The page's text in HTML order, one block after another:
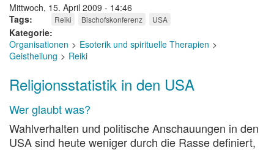
Mittwoch, 15. April 2009 - 14:46
Tags
Reiki Bischofskonferenz USA
Kategorie
Organisationen
Esoterik und spirituelle Therapien
Geistheilung
Reiki
Religionsstatistik in den USA
Wer glaubt was?
Wahlverhalten und politische Anschauungen in den
USA sind heute weniger durch die Rasse definiert,